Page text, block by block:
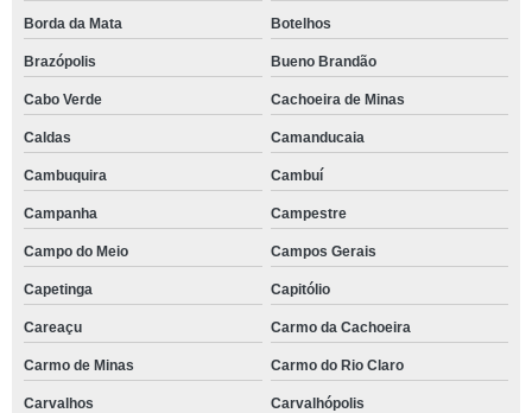
Borda da Mata Botelhos
Brazópolis Bueno Brandão
Cabo Verde Cachoeira de Minas
Caldas Camanducaia
Cambuquira Cambuí
Campanha Campestre
Campo do Meio Campos Gerais
Capetinga Capitólio
Careaçu Carmo da Cachoeira
Carmo de Minas Carmo do Rio Claro
Carvalhos Carvalhópolis